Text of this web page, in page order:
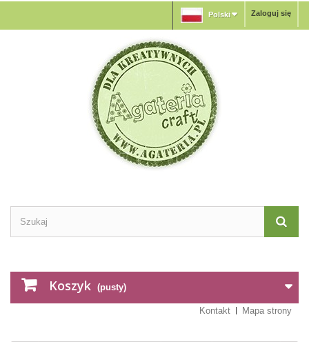
Zaloguj się
Polski
Koszyk (pusty)
Kontakt Mapa strony